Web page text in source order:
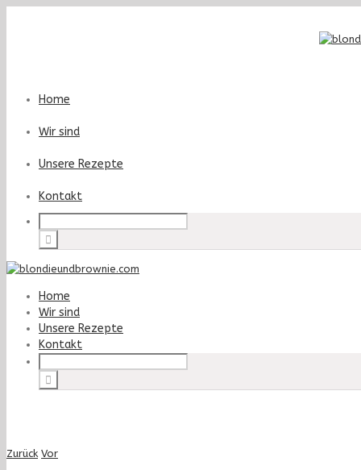
Home
Wir sind
Unsere Rezepte
Kontakt
Home
Wir sind
Unsere Rezepte
Kontakt
Zurück Vor